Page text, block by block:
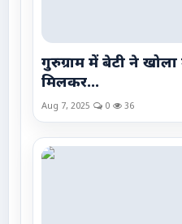
गुरुग्राम में बेटी ने खोला
मिलकर...
Aug 7, 2025 0 36